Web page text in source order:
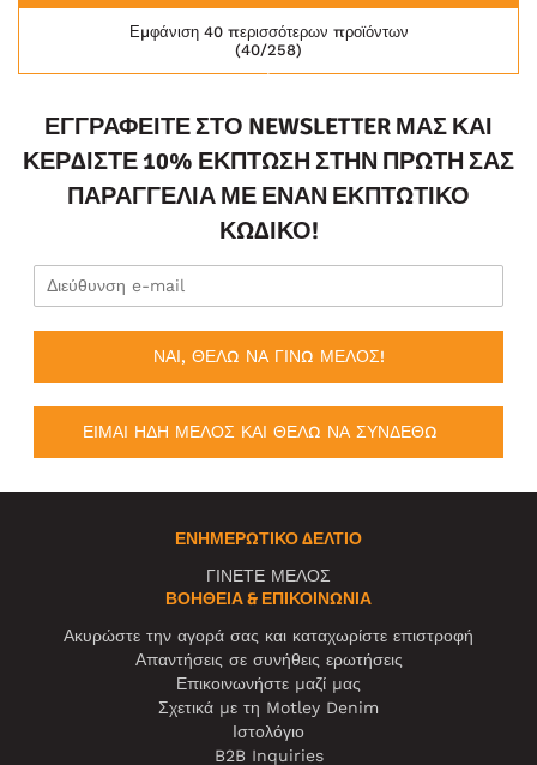
(40/258)
Εμφάνιση 40 περισσότερων προϊόντων
ΕΓΓΡΑΦΕΊΤΕ ΣΤΟ NEWSLETTER ΜΑΣ ΚΑΙ
ΚΕΡΔΊΣΤΕ 10% ΈΚΠΤΩΣΗ ΣΤΗΝ ΠΡΏΤΗ ΣΑΣ
ΠΑΡΑΓΓΕΛΊΑ ΜΕ ΈΝΑΝ ΕΚΠΤΩΤΙΚΌ
ΚΩΔΙΚΌ!
ΝΑΙ, ΘΕΛΩ ΝΑ ΓΙΝΩ ΜΕΛΟΣ!
ΕΙΜΑΙ ΗΔΗ ΜΕΛΟΣ ΚΑΙ ΘΕΛΩ ΝΑ ΣΥΝΔΕΘΩ
ΕΝΗΜΕΡΩΤΙΚΌ ΔΕΛΤΊΟ
ΓΙΝΕΤΕ ΜΕΛΟΣ
ΒΟΉΘΕΙΑ & ΕΠΙΚΟΙΝΩΝΊΑ
Ακυρώστε την αγορά σας και καταχωρίστε επιστροφή
Απαντήσεις σε συνήθεις ερωτήσεις
Επικοινωνήστε μαζί μας
Σχετικά με τη Motley Denim
Ιστολόγιο
B2B Inquiries